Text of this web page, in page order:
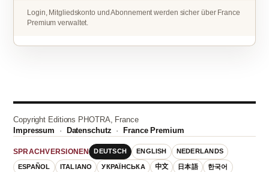
Login, Mitgliedskonto und Abonnement werden sicher über France
Premium verwaltet.
Copyright Editions PHOTRA, France
Impressum · Datenschutz ·France Premium
SPRACHVERSIONEN DEUTSCH ENGLISH NEDERLANDS
ESPAÑOL ITALIANO УКРАЇНСЬКА 中文 日本語 한국어